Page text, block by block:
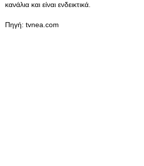
κανάλια και είναι ενδεικτικά.
Πηγή: tvnea.com